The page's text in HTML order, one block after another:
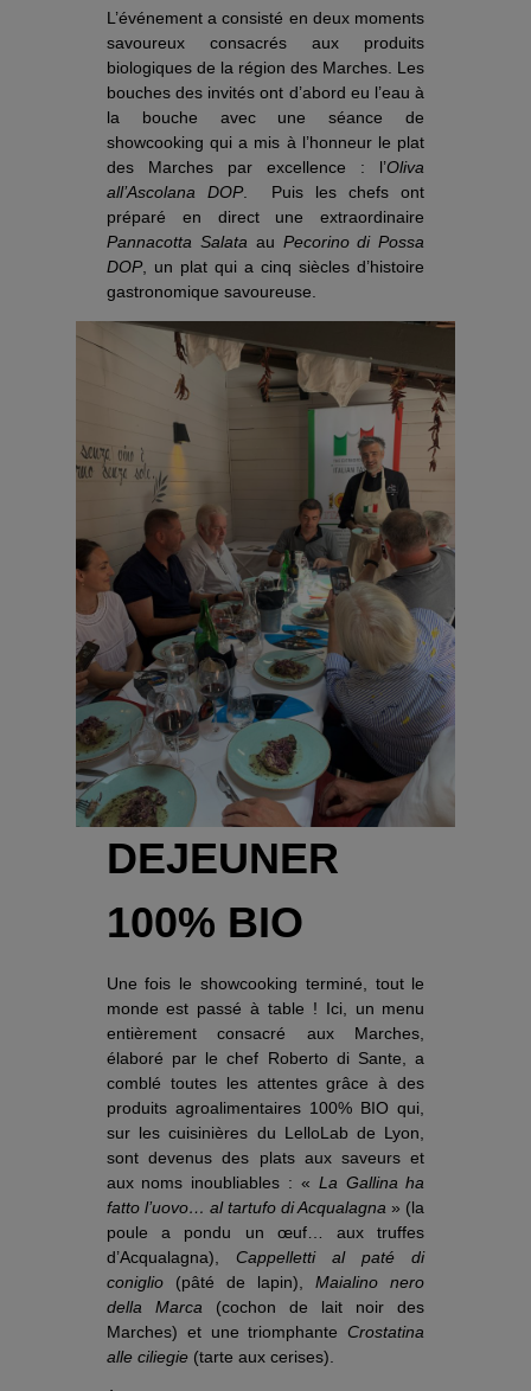
L’événement a consisté en deux moments
savoureux consacrés aux produits
biologiques de la région des Marches. Les
bouches des invités ont d’abord eu l’eau à
la bouche avec une séance de
showcooking qui a mis à l’honneur le plat
des Marches par excellence : l’Oliva
all’Ascolana DOP. Puis les chefs ont
préparé en direct une extraordinaire
Pannacotta Salata au Pecorino di Possa
DOP, un plat qui a cinq siècles d’histoire
gastronomique savoureuse.
DEJEUNER
100% BIO
Une fois le showcooking terminé, tout le
monde est passé à table ! Ici, un menu
entièrement consacré aux Marches,
élaboré par le chef Roberto di Sante, a
comblé toutes les attentes grâce à des
produits agroalimentaires 100% BIO qui,
sur les cuisinières du LelloLab de Lyon,
sont devenus des plats aux saveurs et
aux noms inoubliables : « La Gallina ha
fatto l’uovo… al tartufo di Acqualagna » (la
poule a pondu un œuf… aux truffes
d’Acqualagna), Cappelletti al paté di
coniglio(pâté de lapin),Maialino nero
della Marca (cochon de lait noir des
Marches) et une triomphante Crostatina
alle ciliegie(tarte aux cerises).